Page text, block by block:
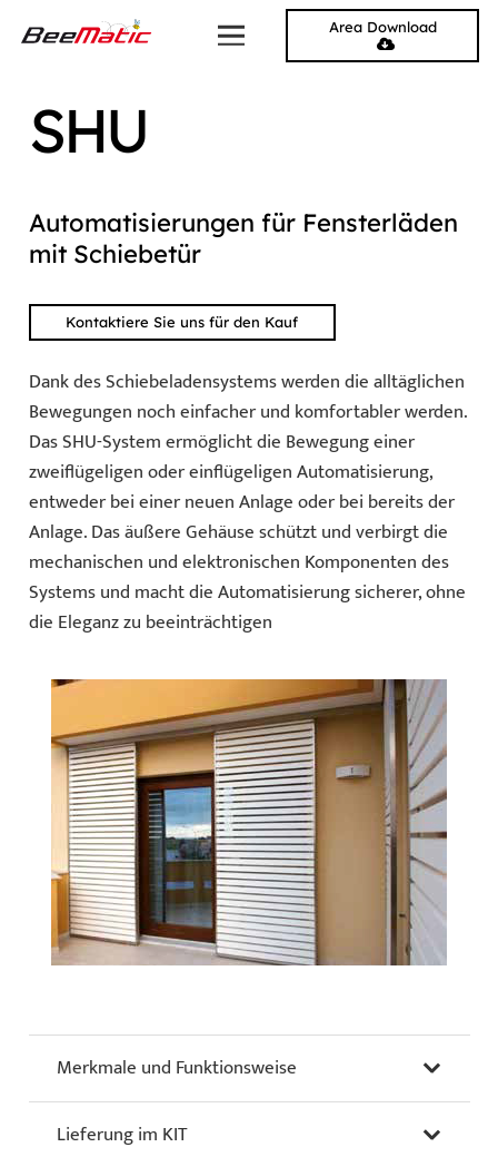
Area Download
SHU
Automatisierungen für Fensterläden
mit Schiebetür
Kontaktiere Sie uns für den Kauf
Dank des Schiebeladensystems werden die alltäglichen
Bewegungen noch einfacher und komfortabler werden.
Das SHU-System ermöglicht die Bewegung einer
zweiflügeligen oder einflügeligen Automatisierung,
entweder bei einer neuen Anlage oder bei bereits der
Anlage. Das äußere Gehäuse schützt und verbirgt die
mechanischen und elektronischen Komponenten des
Systems und macht die Automatisierung sicherer, ohne
die Eleganz zu beeinträchtigen
Merkmale und Funktionsweise
Lieferung im KIT